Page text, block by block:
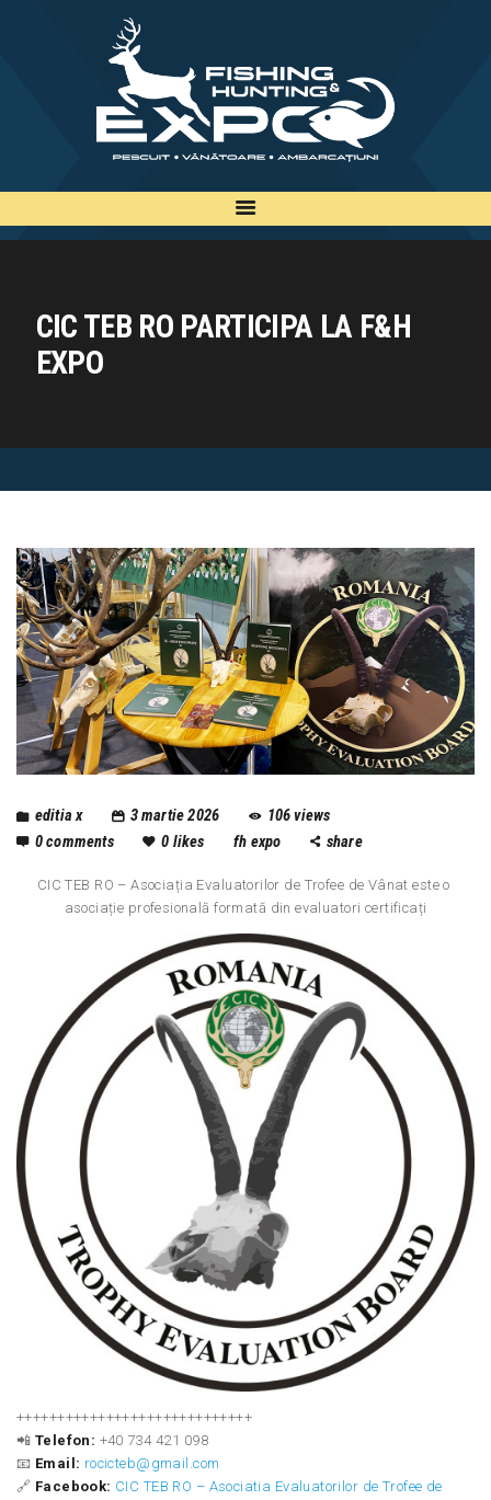
CIC TEB RO PARTICIPA LA F&H
EXPO
INFO
INSCRIERE
TARIFE
EDITII
CONTACT
EN
editia x 3 martie 2026 106views
0comments 0 likes fh expo share
CIC TEB RO – Asociația Evaluatorilor de Trofee de Vânat este o
asociație profesională formată din evaluatori certificați
+++++++++++++++++++++++++++++
📲 Telefon: +40 734 421 098
📧 Email: rocicteb@gmail.com
🔗 Facebook: CIC TEB RO – Asociatia Evaluatorilor de Trofee de